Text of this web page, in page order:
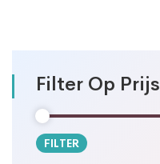
Filter Op Prijs
Min.
Max.
FILTER